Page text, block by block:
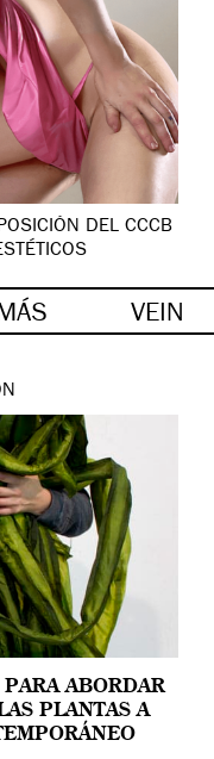
DEL CCCB
VEIN
PARA ABORDAR
PLANTAS A